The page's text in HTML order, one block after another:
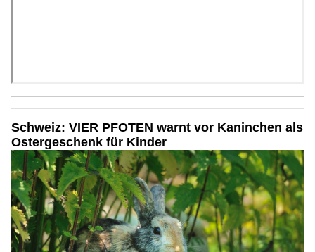
Schweiz: VIER PFOTEN warnt vor Kaninchen als
Ostergeschenk für Kinder